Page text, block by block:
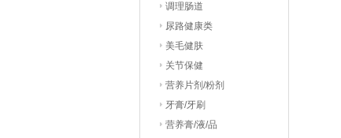
调理肠道
尿路健康类
美毛健肤
关节保健
营养片剂/粉剂
牙膏/牙刷
营养膏/液/品